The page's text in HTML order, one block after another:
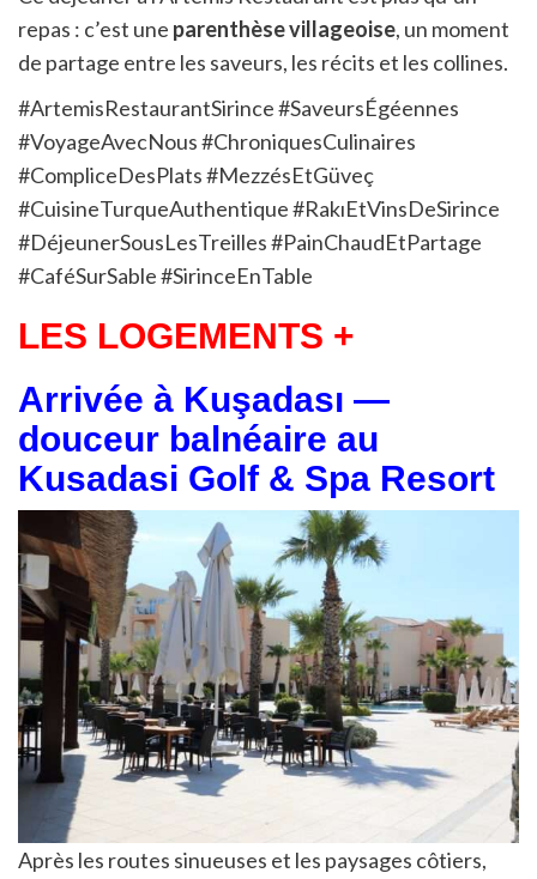
repas : c’est une parenthèse villageoise, un moment
de partage entre les saveurs, les récits et les collines.
#ArtemisRestaurantSirince #SaveursÉgéennes
#VoyageAvecNous #ChroniquesCulinaires
#CompliceDesPlats #MezzésEtGüveç
#CuisineTurqueAuthentique #RakıEtVinsDeSirince
#DéjeunerSousLesTreilles #PainChaudEtPartage
#CaféSurSable #SirinceEnTable
LES LOGEMENTS +
Arrivée à Kuşadası —
douceur balnéaire au
Kusadasi Golf & Spa Resort
Après les routes sinueuses et les paysages côtiers,